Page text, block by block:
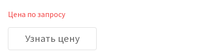
Цена по запросу
Узнать цену